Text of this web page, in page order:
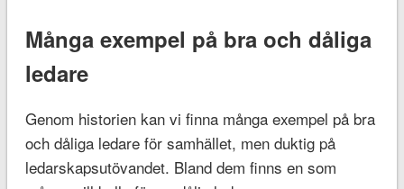
Många exempel på bra och dåliga
ledare
Genom historien kan vi finna många exempel på bra
och dåliga ledare för samhället, men duktig på
ledarskapsutövandet. Bland dem finns en som